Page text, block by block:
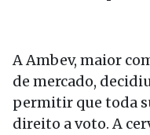
A Ambev, maior
de mercado,
permitir que toda
direito a voto. A